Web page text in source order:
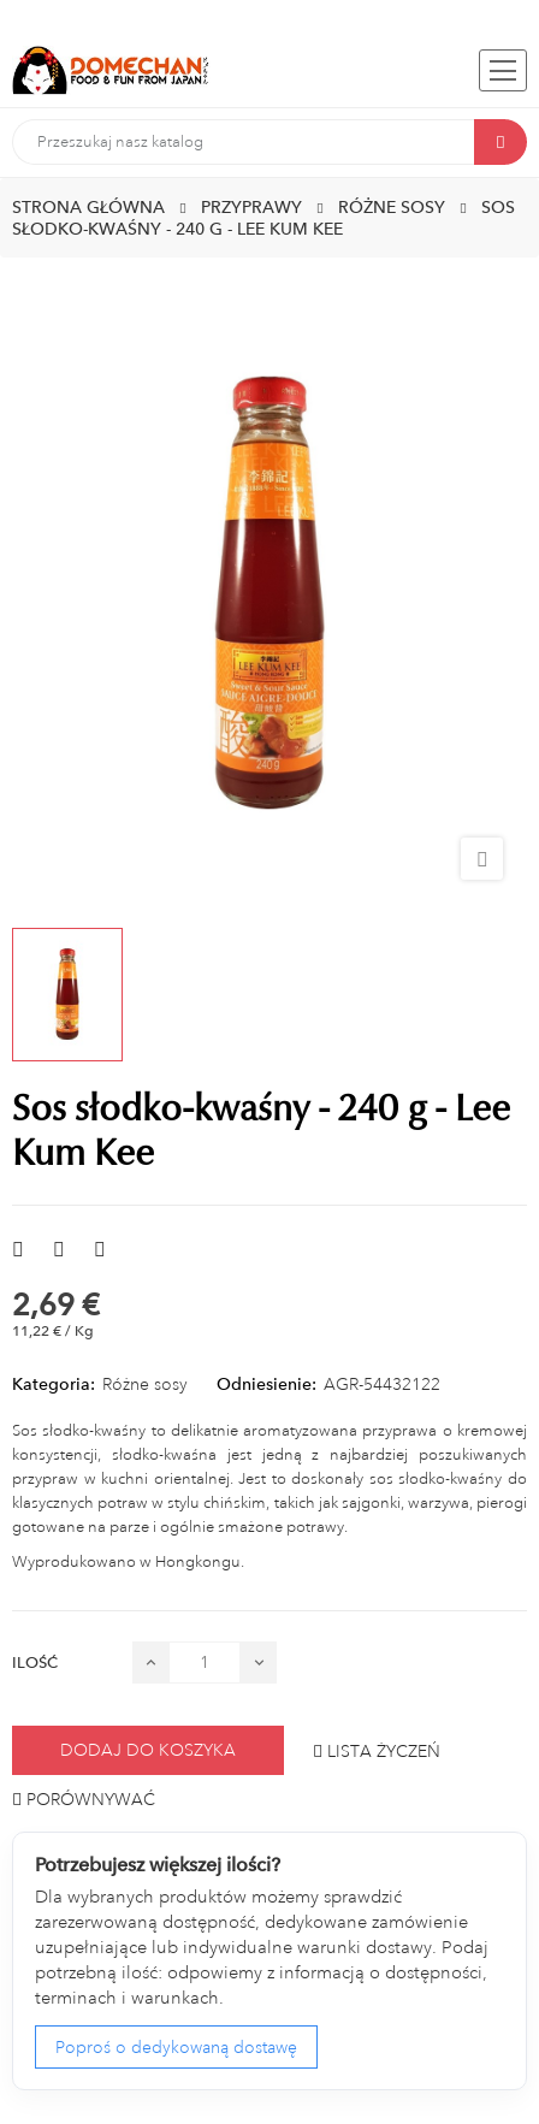
STRONA GŁÓWNA PRZYPRAWY RÓŻNE SOSY
SOS
SŁODKO-KWAŚNY - 240 G - LEE KUM KEE
Sos słodko-kwaśny - 240 g - Lee
Kum Kee
2,69 €
11,22 € / Kg
Kategoria: Różne sosy Odniesienie: AGR-54432122
Sos słodko-kwaśny to delikatnie aromatyzowana przyprawa o kremowej
konsystencji, słodko-kwaśna jest jedną z najbardziej poszukiwanych
przypraw w kuchni orientalnej. Jest to doskonały sos słodko-kwaśny do
klasycznych potraw w stylu chińskim, takich jak sajgonki, warzywa, pierogi
gotowane na parze i ogólnie smażone potrawy.
Wyprodukowano w Hongkongu.
ILOŚĆ
DODAJ DO KOSZYKA LISTA ŻYCZEŃ
PORÓWNYWAĆ
Potrzebujesz większej ilości?
Dla wybranych produktów możemy sprawdzić
zarezerwowaną dostępność, dedykowane zamówienie
uzupełniające lub indywidualne warunki dostawy. Podaj
potrzebną ilość: odpowiemy z informacją o dostępności,
terminach i warunkach.
Poproś o dedykowaną dostawę